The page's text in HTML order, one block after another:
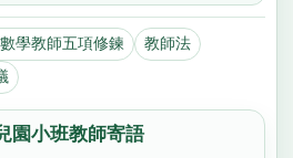
學教師五項修鍊
教師法
園小班教師寄語